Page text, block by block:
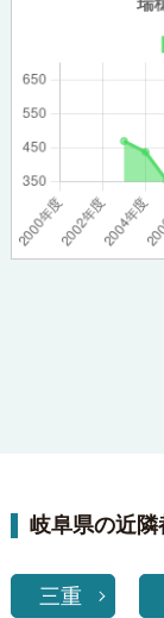
岐阜県の近隣
三重